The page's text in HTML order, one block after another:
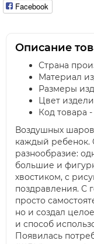
Facebook
Описание
Страна
Материал
Размеры
Цвет
Код товара -
Воздушных
каждый ребенок.
разнообразие:
большие и
хвостиком, с
поздравления. С
просто
но и создал
и способ
Появилась